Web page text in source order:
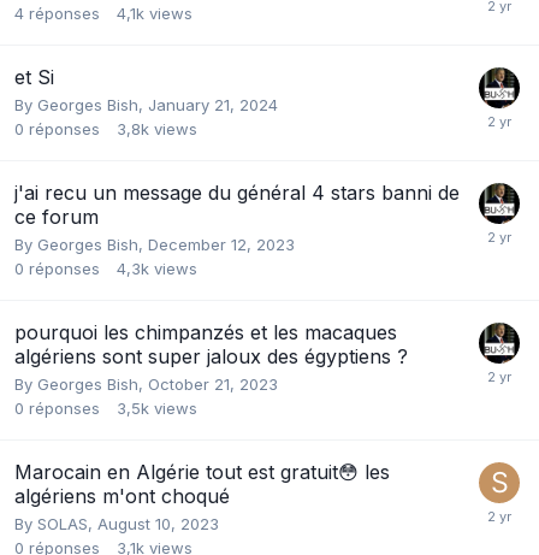
4 réponses 4,1k views
et Si
By Georges Bish, January 21, 2024
0 réponses 3,8k views
j'ai recu un message du général 4 stars banni de
ce forum
By Georges Bish, December 12, 2023
0 réponses 4,3k views
pourquoi les chimpanzés et les macaques
algériens sont super jaloux des égyptiens ?
By Georges Bish, October 21, 2023
0 réponses 3,5k views
Marocain en Algérie tout est gratuit😳 les
algériens m'ont choqué
By SOLAS, August 10, 2023
0 réponses 3,1k views